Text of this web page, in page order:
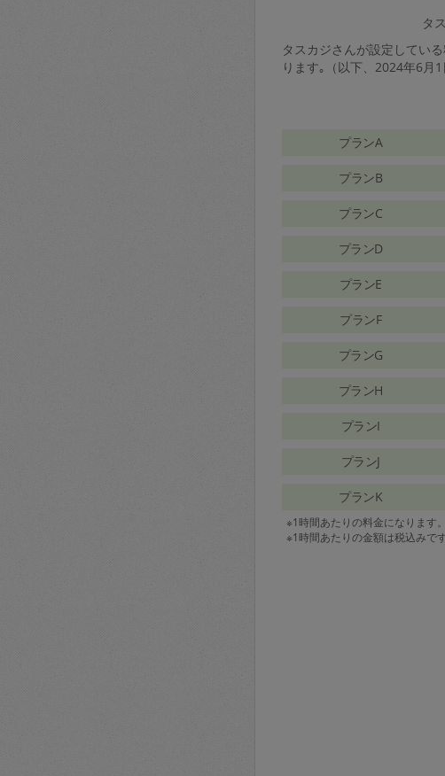
タ
タスカジさんが設定してい
ります｡（以下、2024年6月1
プランA
プランB
プランC
プランD
プランE
プランF
プランG
プランH
プランI
プランJ
プランK
※1時間あたりの料金になります。
※1時間あたりの金額は税込みで